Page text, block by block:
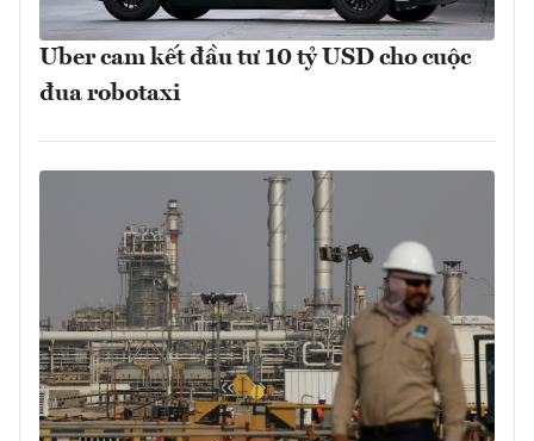
Uber cam kết đầu tư 10 tỷ USD cho cuộc
đua robotaxi